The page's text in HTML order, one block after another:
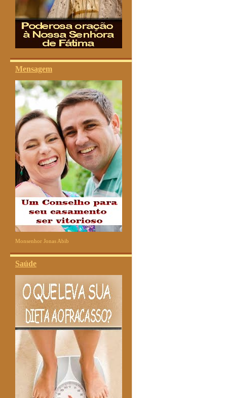
Mensagem
Monsenhor Jonas Abib
Saúde